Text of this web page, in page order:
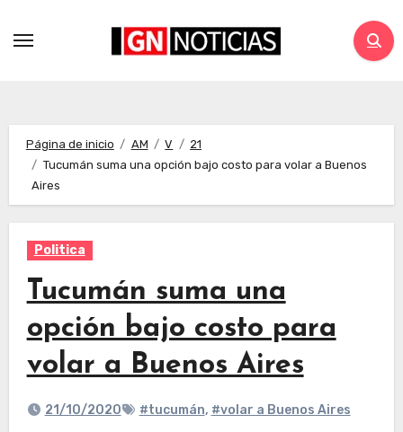
Página de inicio AM V
21
Tucumán suma una opción bajo costo para volar a Buenos
Aires
Politica
Tucumán suma una
opción bajo costo para
volar a Buenos Aires
21/10/2020 #tucumán, #volar a Buenos Aires